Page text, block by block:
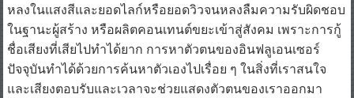
ในฐานะผู้สร้าง หรือผลิตคอนเทนต์ขยะเข้าสู่สังคม เพราะการกู้
ชื่อเสียงที่เสียไปทำได้ยาก การหาตัวตนของอินฟลูเอนเซอร์
ปัจจุบันทำได้ด้วยการค้นหาตัวเองไปเรื่อย ๆ ในสิ่งที่เราสนใจ
และเสียงตอบรับและเวลาจะช่วยแสดงตัวตนของเราออกมา